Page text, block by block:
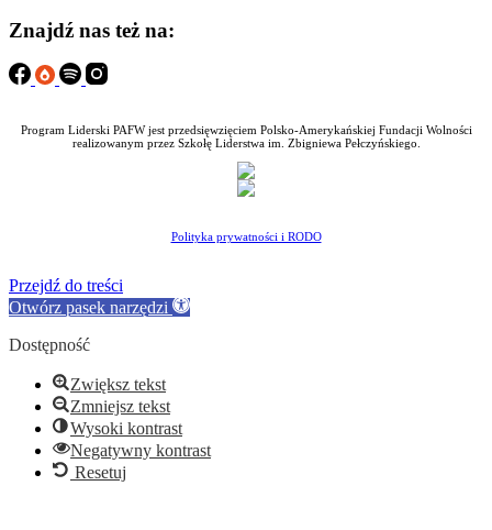
Znajdź nas też na:
Program Liderski PAFW jest przedsięwzięciem Polsko-Amerykańskiej Fundacji Wolności
realizowanym przez Szkołę Liderstwa im. Zbigniewa Pełczyńskiego.
Polityka prywatności i RODO
Przejdź do treści
Otwórz pasek narzędzi
Dostępność
Zwiększ tekst
Zmniejsz tekst
Wysoki kontrast
Negatywny kontrast
Resetuj